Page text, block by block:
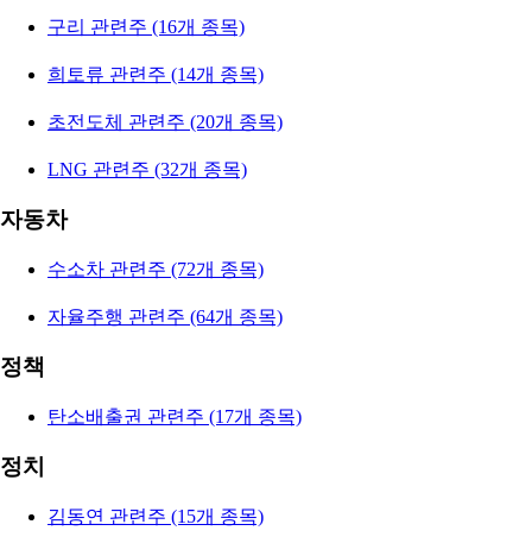
구리 관련주 (16개 종목)
희토류 관련주 (14개 종목)
초전도체 관련주 (20개 종목)
LNG 관련주 (32개 종목)
자동차
수소차 관련주 (72개 종목)
자율주행 관련주 (64개 종목)
정책
탄소배출권 관련주 (17개 종목)
정치
김동연 관련주 (15개 종목)